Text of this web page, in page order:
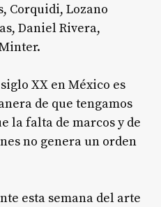
Corquidi, Lozano
Daniel Rivera,
XX en México es
de que tengamos
la falta de marcos y de
no genera un orden
esta semana del arte